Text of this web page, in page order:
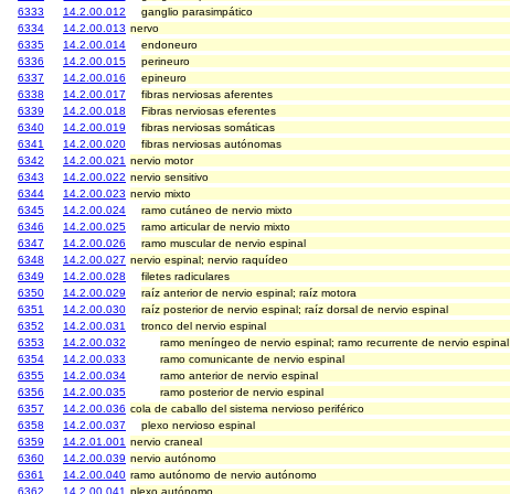
6333
14.2.00.012 ganglio parasimpático
6334
14.2.00.013 nervo
6335
14.2.00.014 endoneuro
6336
14.2.00.015 perineuro
6337
14.2.00.016 epineuro
6338
14.2.00.017 fibras nerviosas aferentes
6339
14.2.00.018 Fibras nerviosas eferentes
6340
14.2.00.019 fibras nerviosas somáticas
6341
14.2.00.020 fibras nerviosas autónomas
6342
14.2.00.021 nervio motor
6343
14.2.00.022 nervio sensitivo
6344
14.2.00.023 nervio mixto
6345
14.2.00.024 ramo cutáneo de nervio mixto
6346
14.2.00.025 ramo articular de nervio mixto
6347
14.2.00.026 ramo muscular de nervio espinal
6348
14.2.00.027 nervio espinal; nervio raquídeo
6349
14.2.00.028 filetes radiculares
6350
14.2.00.029 raíz anterior de nervio espinal; raíz motora
6351
14.2.00.030 raíz posterior de nervio espinal; raíz dorsal de nervio espinal
6352
14.2.00.031 tronco del nervio espinal
6353
14.2.00.032 ramo meníngeo de nervio espinal; ramo recurrente de nervio espinal
6354
14.2.00.033 ramo comunicante de nervio espinal
6355
14.2.00.034 ramo anterior de nervio espinal
6356
14.2.00.035 ramo posterior de nervio espinal
6357
14.2.00.036 cola de caballo del sistema nervioso periférico
6358
14.2.00.037 plexo nervioso espinal
6359
14.2.01.001 nervio craneal
6360
14.2.00.039 nervio autónomo
6361
14.2.00.040 ramo autónomo de nervio autónomo
6362
14.2.00.041 plexo autónomo